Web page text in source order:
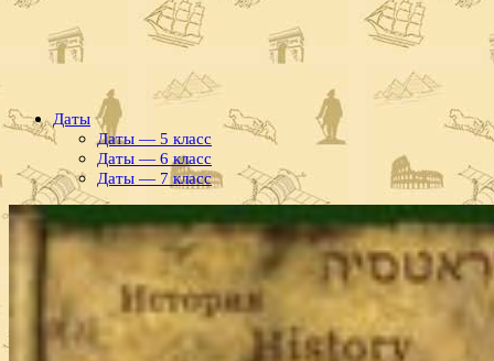
Даты
Даты — 5 класс
Даты — 6 класс
Даты — 7 класс